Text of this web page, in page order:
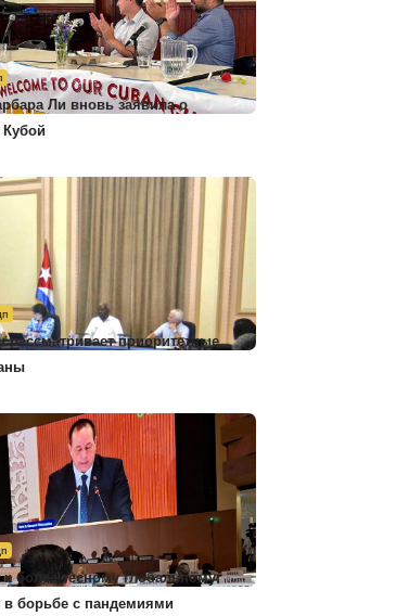
Ли вновь заявила о
Кубой
рассматривает приоритетные
более тесному глобальному
в борьбе с пандемиями